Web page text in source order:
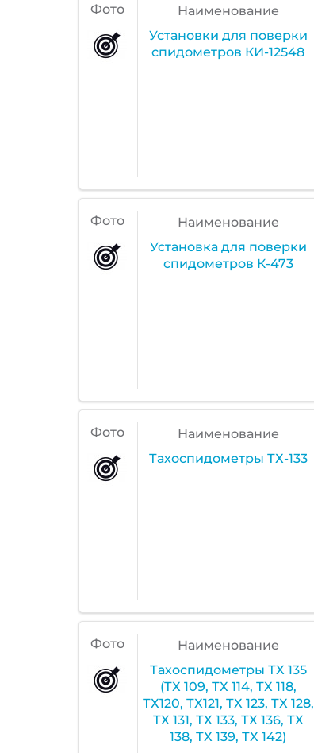
Фото
Наименование
Установки для поверки
спидометров КИ-12548
Фото
Наименование
Установка для поверки
спидометров К-473
Фото
Наименование
Тахоспидометры ТХ-133
Фото
Наименование
Тахоспидометры ТХ 135
(ТХ 109, ТХ 114, ТХ 118,
ТХ120, ТХ121, ТХ 123, ТХ 128,
ТХ 131, ТХ 133, ТХ 136, ТХ
138, ТХ 139, ТХ 142)